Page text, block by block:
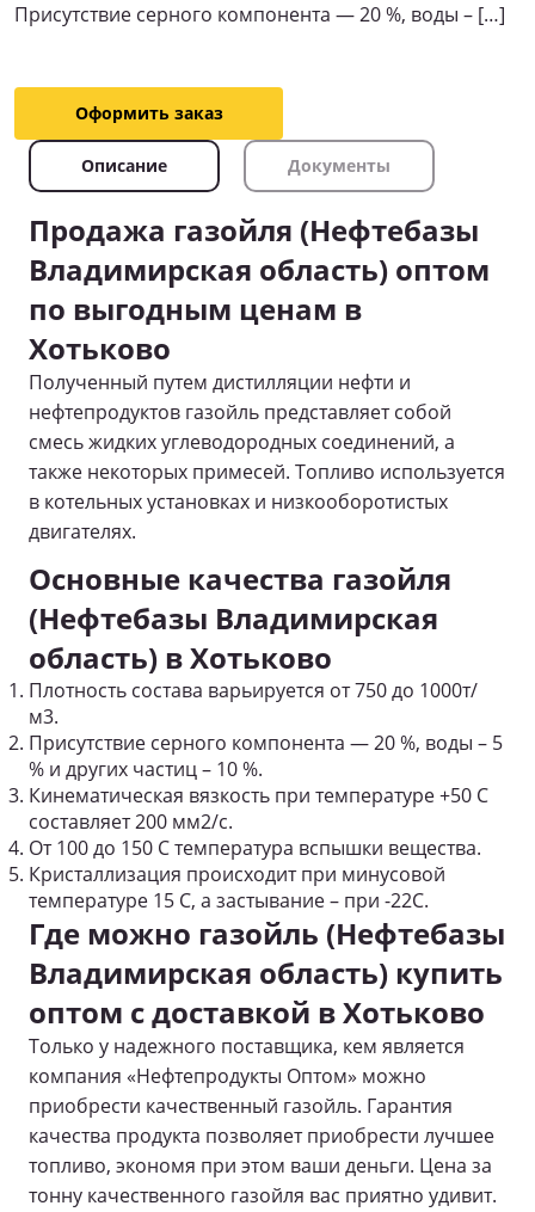
Присутствие серного компонента — 20 %, воды – […]
Оформить заказ
Описание Документы
Продажа газойля (Нефтебазы
Владимирская область) оптом
по выгодным ценам в
Хотьково
Полученный путем дистилляции нефти и
нефтепродуктов газойль представляет собой
смесь жидких углеводородных соединений, а
также некоторых примесей. Топливо используется
в котельных установках и низкооборотистых
двигателях.
Основные качества газойля
(Нефтебазы Владимирская
область) в Хотьково
Плотность состава варьируется от 750 до 1000т/
м3.
Присутствие серного компонента — 20 %, воды – 5
% и других частиц – 10 %.
Кинематическая вязкость при температуре +50 C
составляет 200 мм2/с.
От 100 до 150 C температура вспышки вещества.
Кристаллизация происходит при минусовой
температуре 15 C, а застывание – при -22C.
Где можно газойль (Нефтебазы
Владимирская область) купить
оптом с доставкой в Хотьково
Только у надежного поставщика, кем является
компания «Нефтепродукты Оптом» можно
приобрести качественный газойль. Гарантия
качества продукта позволяет приобрести лучшее
топливо, экономя при этом ваши деньги. Цена за
тонну качественного газойля вас приятно удивит.